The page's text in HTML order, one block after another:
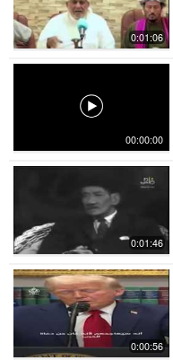
0:01:06
00:00:00
0:01:46
0:00:56